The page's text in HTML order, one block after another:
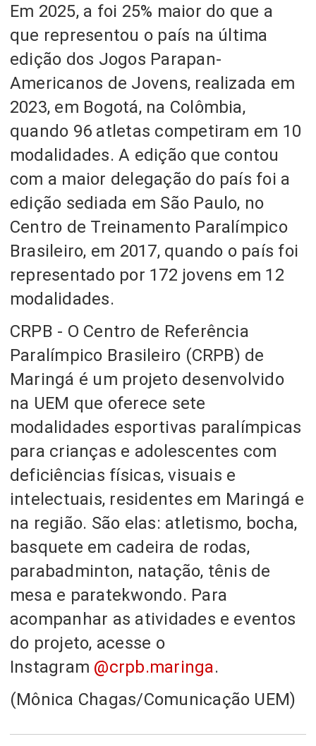
Em 2025, a foi 25% maior do que a
que representou o país na última
edição dos Jogos Parapan-
Americanos de Jovens, realizada em
2023, em Bogotá, na Colômbia,
quando 96 atletas competiram em 10
modalidades. A edição que contou
com a maior delegação do país foi a
edição sediada em São Paulo, no
Centro de Treinamento Paralímpico
Brasileiro, em 2017, quando o país foi
representado por 172 jovens em 12
modalidades.
CRPB - O Centro de Referência
Paralímpico Brasileiro (CRPB) de
Maringá é um projeto desenvolvido
na UEM que oferece sete
modalidades esportivas paralímpicas
para crianças e adolescentes com
deficiências físicas, visuais e
intelectuais, residentes em Maringá e
na região. São elas: atletismo, bocha,
basquete em cadeira de rodas,
parabadminton, natação, tênis de
mesa e paratekwondo. Para
acompanhar as atividades e eventos
do projeto, acesse o
Instagram @crpb.maringa.
(Mônica Chagas/Comunicação UEM)